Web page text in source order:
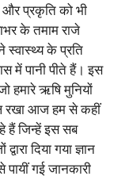
प्रकृति को भी
के तमाम राजे
स्वास्थ्य के प्रति
में पानी पीते हैं। इस
हमारे ऋषि मुनियों
रखा आज हम से कहीं
हैं जिन्हें इस सब
दिया गया ज्ञान
पायीं गई जानकारी